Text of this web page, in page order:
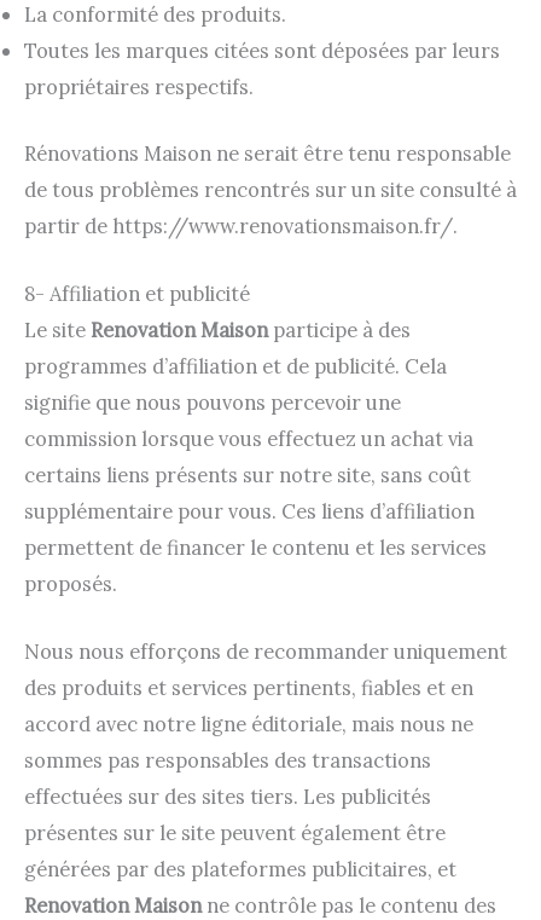
La conformité des produits.
Toutes les marques citées sont déposées par leurs
propriétaires respectifs.
Rénovations Maison ne serait être tenu responsable
de tous problèmes rencontrés sur un site consulté à
partir de https://www.renovationsmaison.fr/.
8- Affiliation et publicité
Le site Renovation Maisonparticipe à des
programmes d’affiliation et de publicité. Cela
signifie que nous pouvons percevoir une
commission lorsque vous effectuez un achat via
certains liens présents sur notre site, sans coût
supplémentaire pour vous. Ces liens d’affiliation
permettent de financer le contenu et les services
proposés.
Nous nous efforçons de recommander uniquement
des produits et services pertinents, fiables et en
accord avec notre ligne éditoriale, mais nous ne
sommes pas responsables des transactions
effectuées sur des sites tiers. Les publicités
présentes sur le site peuvent également être
générées par des plateformes publicitaires, et
Renovation Maisonne contrôle pas le contenu des